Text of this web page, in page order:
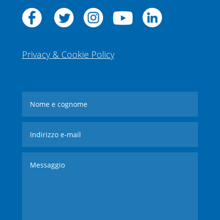
Privacy & Cookie Policy